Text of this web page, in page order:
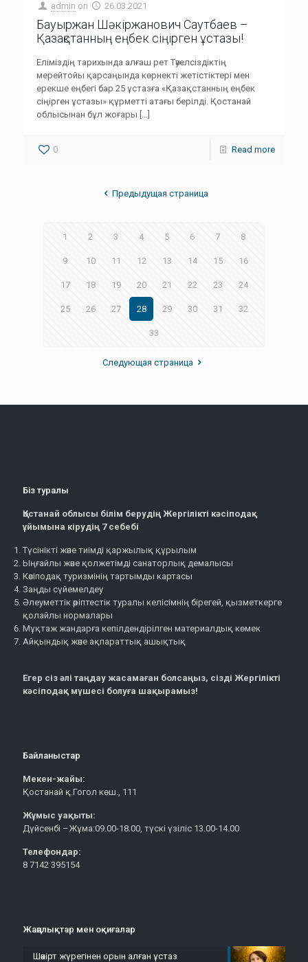
admin on 26.03.2021
Бауыржан Шәкіржанович Саутбаев –
Қазақстанның еңбек сіңірген ұстазы!
Еліміздің тарихында алғаш рет Тәуелсіздіктің
мерейтойы қарсаңында көрнекті жетістіктері мен
ерекше еңбегі бар 25 ұстазға «Қазақстанның еңбек
сіңірген ұстазы» құрметті атағы берілді. Қостанай
облысынан бұл жоғары […]
0 Read more
Предыдущая страница
1 2 3 4 5 6 7 8
9 10 11 12 13 14 15 16
17 18 19 20 21 22 23 24
25 26 27 28 29 30 31 32
33
Следующая страница
Біз туралы
Қостанай облысы білім берудің Жергілікті кәсіподақ
ұйымына кірудің 7 себебі
Түсінікті және тиімді қаржылық құрылым
Ыңғайлы және қолжетімді санаторлық демалысы
Кәсіподақ туризмінің тартымды картасы
Заңды сүйемелдеу
Әлеуметтік әріптестік туралы келісімнің бірегей, қызметкерге
қолайлы нормалары
Мұқтаж жандарға кепілдендірілген материалдық көмек
Айқындық және ақпараттық ашықтық
Егер сіз әлі таңдау жасамаған болсаңыз, сізді Жергілікті
кәсіподақ мүшесі болуға шақырамыз!
Байланыстар
Мекен-жайы:
Қостанай қ.Гогол көш., 111
Жұмыс уақыты:
Дүйсенбі –Жұма:09.00-18.00, түскі үзіліс 13.00-14.00
Телефондар:
8 7142 395154
Жаңалықтар мен оқиғалар
Шәкірт жүрегінен орын алған ұстаз